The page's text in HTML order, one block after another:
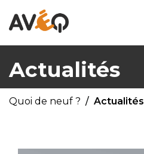
Actualités
Quoi de neuf ? Actualités